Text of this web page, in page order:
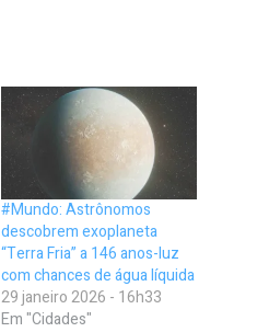
#Mundo: Astrônomos
descobrem exoplaneta
“Terra Fria” a 146 anos-luz
com chances de água líquida
29 janeiro 2026 - 16h33
Em "Cidades"